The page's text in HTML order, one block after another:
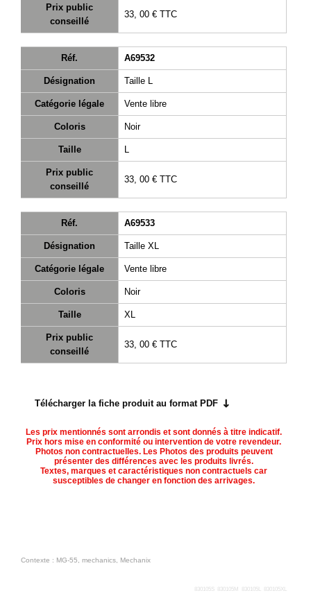
Prix public
conseillé
33, 00 € TTC
Réf. A69532
Désignation Taille L
Catégorie légale Vente libre
Coloris Noir
Taille
Prix public
conseillé
33, 00 € TTC
Réf. A69533
Désignation Taille XL
Catégorie légale Vente libre
Coloris Noir
Taille XL
Prix public
conseillé
33, 00 € TTC
Télécharger la fiche produit au format PDF
Les prix mentionnés sont arrondis et sont donnés à titre indicatif.
Prix hors mise en conformité ou intervention de votre revendeur.
Photos non contractuelles. Les Photos des produits peuvent
présenter des différences avec les produits livrés.
Textes, marques et caractéristiques non contractuels car
susceptibles de changer en fonction des arrivages.
Contexte : MG-55, mechanics, Mechanix
830105S 830105M 830105L 830105XL